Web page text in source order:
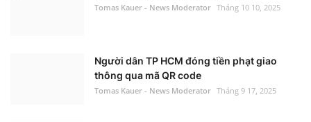
Tomas Kauer - News Moderator Tháng 10 10, 2025
Người dân TP HCM đóng tiền phạt giao
thông qua mã QR code
Tomas Kauer - News Moderator Tháng 9 17, 2025